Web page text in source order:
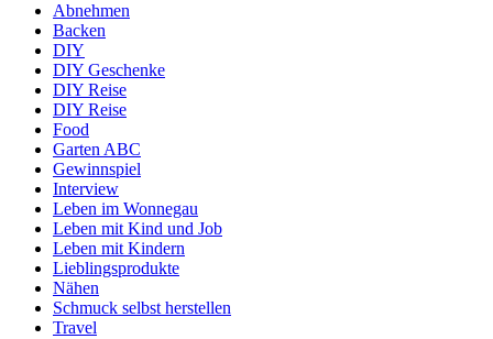
Abnehmen
Backen
DIY
DIY Geschenke
DIY Reise
DIY Reise
Food
Garten ABC
Gewinnspiel
Interview
Leben im Wonnegau
Leben mit Kind und Job
Leben mit Kindern
Lieblingsprodukte
Nähen
Schmuck selbst herstellen
Travel